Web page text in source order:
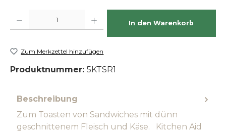
In den Warenkorb
Zum Merkzettel hinzufügen
Produktnummer: 5KTSR1
Beschreibung
Zum Toasten von Sandwiches mit dünn
geschnittenem Fleisch und Käse. Kitchen Aid